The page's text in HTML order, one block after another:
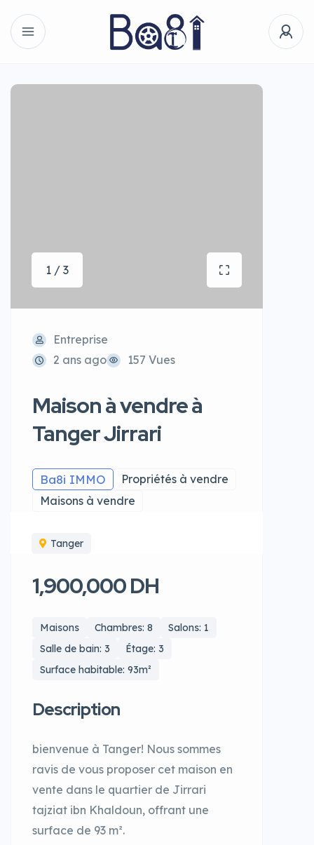
1 / 3
Entreprise
2 ans ago
157 Vues
Maison à vendre à
Tanger Jirrari
Ba8i IMMO
Propriétés à vendre
Maisons à vendre
Tanger
1,900,000 DH
Maisons Chambres: 8
Salons: 1
Salle de bain: 3
Étage: 3
Surface habitable: 93m²
Description
bienvenue à Tanger! Nous sommes
ravis de vous proposer cet maison en
vente dans le quartier de Jirrari
tajziat ibn Khaldoun, offrant une
surface de 93 m².